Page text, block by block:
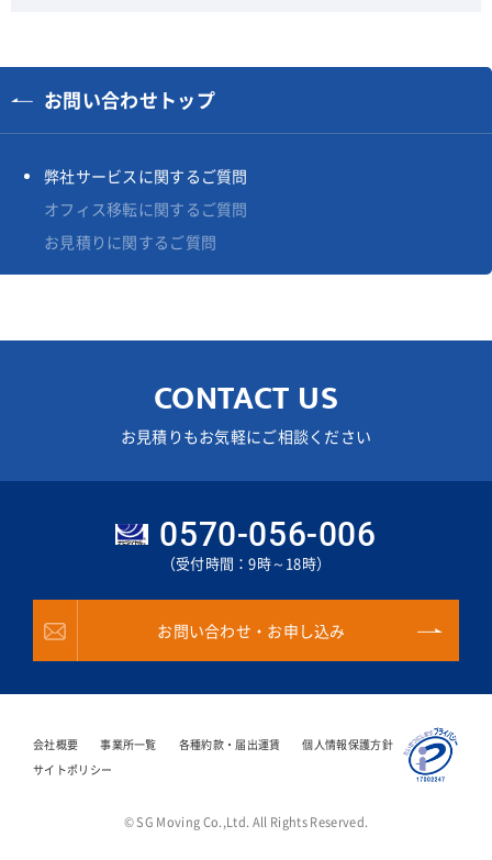
お問い合わせトップ
弊社サービスに関するご質問
オフィス移転に関するご質問
お見積りに関するご質問
CONTACT US
お見積りもお気軽にご相談ください
0570-056-006
（受付時間：9時～18時）
お問い合わせ・お申し込み
会社概要 事業所一覧 各種約款・届出運賃
個人情報保護方針
サイトポリシー
© SG Moving Co.,Ltd. All Rights Reserved.